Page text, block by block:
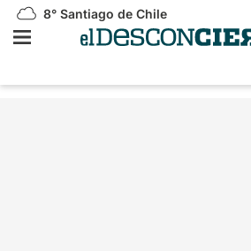
8° Santiago de Chile